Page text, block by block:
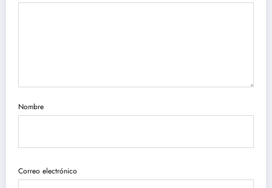
Nombre
Correo electrónico